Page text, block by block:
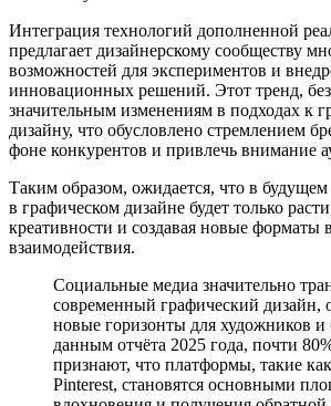
Интеграция технологий дополненной
предлагает дизайнерскому сообществу
возможностей для экспериментов и
инновационных решений. Этот тренд,
значительным изменениям в подходах к
дизайну, что обусловлено стремлением
фоне конкурентов и привлечь внимание
Таким образом, ожидается, что в
в графическом дизайне будет только
креативности и создавая новые форматы
взаимодействия.
Социальные медиа значительно
современный графический дизайн,
новые горизонты для художников
данным отчёта 2025 года, почти
признают, что платформы, такие
Pinterest, становятся основными